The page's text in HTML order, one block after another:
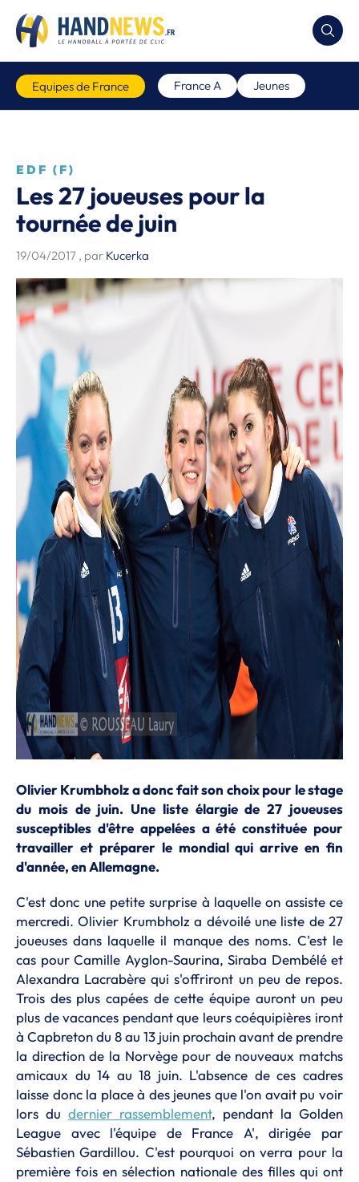
Equipes de France France A Jeunes
EDF (F)
Les 27 joueuses pour la
tournée de juin
19/04/2017 , par Kucerka
Olivier Krumbholz a donc fait son choix pour le stage
du mois de juin. Une liste élargie de 27 joueuses
susceptibles d'être appelées a été constituée pour
travailler et préparer le mondial qui arrive en fin
d'année, en Allemagne.
C'est donc une petite surprise à laquelle on assiste ce
mercredi. Olivier Krumbholz a dévoilé une liste de 27
joueuses dans laquelle il manque des noms. C'est le
cas pour Camille Ayglon-Saurina, Siraba Dembélé et
Alexandra Lacrabère qui s'offriront un peu de repos.
Trois des plus capées de cette équipe auront un peu
plus de vacances pendant que leurs coéquipières iront
à Capbreton du 8 au 13 juin prochain avant de prendre
la direction de la Norvège pour de nouveaux matchs
amicaux du 14 au 18 juin. L'absence de ces cadres
laisse donc la place à des jeunes que l'on avait pu voir
lors du dernier rassemblement, pendant la Golden
League avec l'équipe de France A', dirigée par
Sébastien Gardillou. C'est pourquoi on verra pour la
première fois en sélection nationale des filles qui ont